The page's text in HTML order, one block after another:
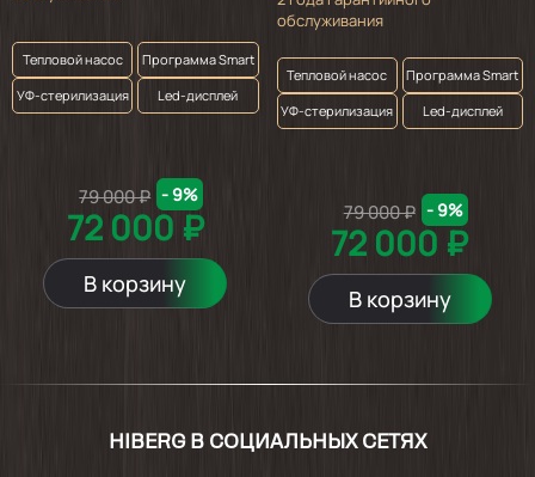
Тепловой насос
Программа Smart
УФ-стерилизация
Led-дисплей
72 000 ₽
79 000 ₽ - 9%
В корзину
обслуживания
Тепловой насос
Программа Smart
УФ-стерилизация
Led-дисплей
72 000 ₽
79 000 ₽ - 9%
В корзину
HIBERG В СОЦИАЛЬНЫХ СЕТЯХ